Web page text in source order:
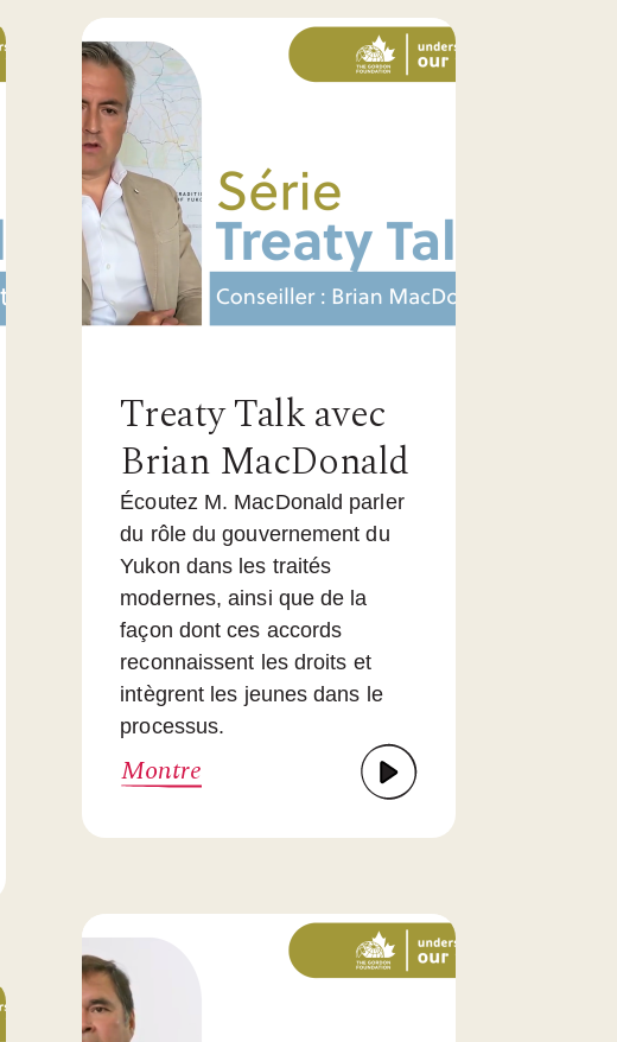
Treaty Talk avec
Brian MacDonald
Écoutez M. MacDonald parler
du rôle du gouvernement du
Yukon dans les traités
modernes, ainsi que de la
façon dont ces accords
reconnaissent les droits et
intègrent les jeunes dans le
processus.
Montre